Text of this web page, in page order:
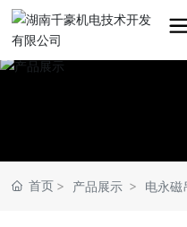
首页 产品展示 电永磁